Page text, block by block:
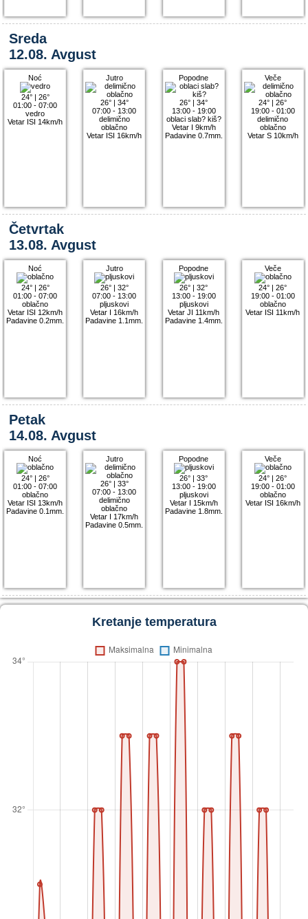
Sreda
12.08. Avgust
Noć
24°| 26°
01:00 - 07:00
vedro
Vetar ISI 14km/h
Jutro
26°| 34°
07:00 - 13:00
delimično
oblačno
Vetar ISI 16km/h
Popodne
26° |34°
13:00 - 19:00
oblaci slab? kiš?
Vetar I 9km/h
Padavine 0.7mm.
Veče
24° |26°
19:00 - 01:00
delimično
oblačno
Vetar S 10km/h
Četvrtak
13.08. Avgust
Noć
24°| 26°
01:00 - 07:00
oblačno
Vetar ISI 12km/h
Padavine 0.2mm.
Jutro
26°| 32°
07:00 - 13:00
pljuskovi
Vetar I 16km/h
Padavine 1.1mm.
Popodne
26° |32°
13:00 - 19:00
pljuskovi
Vetar JI 11km/h
Padavine 1.4mm.
Veče
24° |26°
19:00 - 01:00
oblačno
Vetar ISI 11km/h
Petak
14.08. Avgust
Noć
24°| 26°
01:00 - 07:00
oblačno
Vetar ISI 13km/h
Padavine 0.1mm.
Jutro
26°| 33°
07:00 - 13:00
delimično
oblačno
Vetar I 17km/h
Padavine 0.5mm.
Popodne
26° |33°
13:00 - 19:00
pljuskovi
Vetar I 15km/h
Padavine 1.8mm.
Veče
24° |26°
19:00 - 01:00
oblačno
Vetar ISI 16km/h
Kretanje temperatura